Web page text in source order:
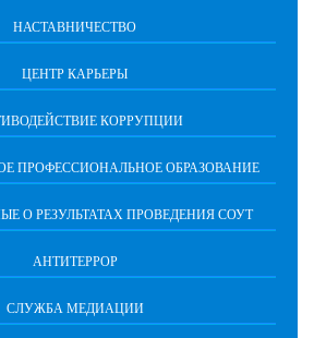
НАСТАВНИЧЕСТВО
ЦЕНТР КАРЬЕРЫ
КОРРУПЦИИ
ПРОФЕССИОНАЛЬНОЕ ОБРАЗОВАНИЕ
О РЕЗУЛЬТАТАХ ПРОВЕДЕНИЯ СОУТ
АНТИТЕРРОР
СЛУЖБА МЕДИАЦИИ